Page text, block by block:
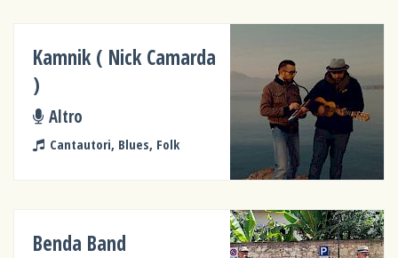
Kamnik ( Nick Camarda
)
Altro
Cantautori, Blues, Folk
Benda Band